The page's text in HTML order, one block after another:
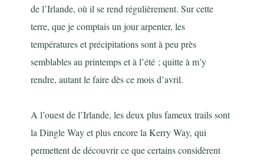
de l’Irlande, où il se rend régulièrement. Sur cette
terre, que je comptais un jour arpenter, les
températures et précipitations sont à peu près
semblables au printemps et à l’été ; quitte à m’y
rendre, autant le faire dès ce mois d’avril.
A l’ouest de l’Irlande, les deux plus fameux trails sont
la Dingle Way et plus encore la Kerry Way, qui
permettent de découvrir ce que certains considèrent